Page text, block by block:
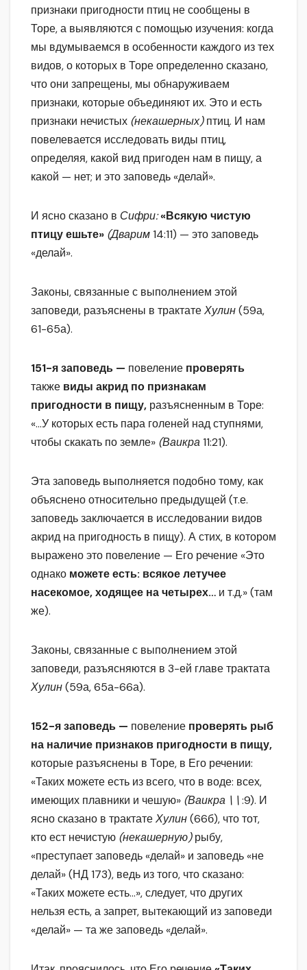
признаки пригодности птиц не сообщены в
Торе, а выявляются с помощью изучения: когда
мы вдумываемся в особенности каждого из тех
видов, о которых в Торе определенно сказано,
что они запрещены, мы обнаруживаем
признаки, которые объединяют их. Это и есть
признаки нечистых (некашерных)птиц. И нам
повелевается исследовать виды птиц,
определяя, какой вид пригоден нам в пищу, а
какой — нет; и это заповедь «делай».
И ясно сказано в Сифри:«Всякую чистую
птицу ешьте» (Дварим14:11) — это заповедь
«делай».
Законы, связанные с выполнением этой
заповеди, разъяснены в трактатеХулин(59а,
61-65а).
151-я заповедь — повеление проверять
также виды акрид по признакам
пригодности в пищу, разъясненным в Торе:
«…У которых есть пара голеней над ступнями,
чтобы скакать по земле» (Ваикра11:21).
Эта заповедь выполняется подобно тому, как
объяснено относительно предыдущей (т.е.
заповедь заключается в исследовании видов
акрид на пригодность в пищу). А стих, в котором
выражено это повеление — Его речение «Это
однако можете есть: всякое летучее
насекомое, ходящее на четырех… и т.д.» (там
же).
Законы, связанные с выполнением этой
заповеди, разъясняются в 3-ей главе трактата
Хулин(59а, 65а-66а).
152-я заповедь — повеление проверять рыб
на наличие признаков пригодности в пищу,
которые разъяснены в Торе, в Его речении:
«Таких можете есть из всего, что в воде: всех,
имеющих плавники и чешую» (Ваикра \ \:9). И
ясно сказано в трактатеХулин(66б), что тот,
кто ест нечистую (некашерную)рыбу,
«преступает заповедь «делай» и заповедь «не
делай» (НД 173), ведь из того, что сказано:
«Таких можете есть…», следует, что других
нельзя есть, а запрет, вытекающий из заповеди
«делай» — та же заповедь «делай».